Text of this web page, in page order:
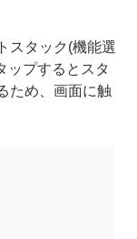
スタック(機能選
ップするとスタ
ため、画面に触